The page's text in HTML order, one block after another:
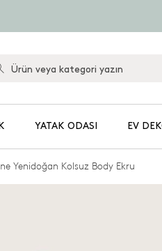
YATAK ODASI EV
Yenidoğan Kolsuz Body Ekru